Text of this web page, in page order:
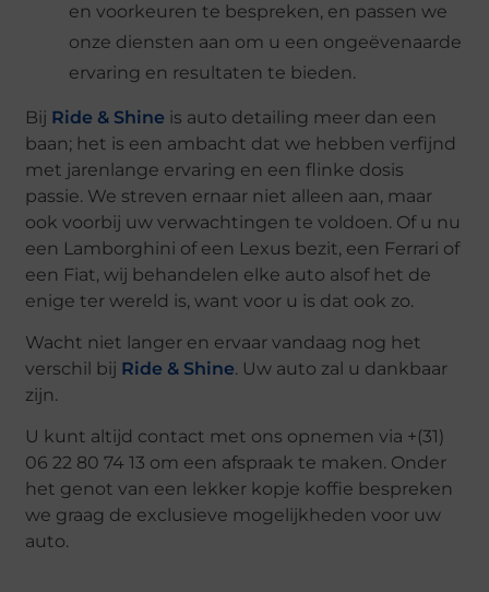
en voorkeuren te bespreken, en passen we
onze diensten aan om u een ongeëvenaarde
ervaring en resultaten te bieden.
Bij Ride & Shine is auto detailing meer dan een
baan; het is een ambacht dat we hebben verfijnd
met jarenlange ervaring en een flinke dosis
passie. We streven ernaar niet alleen aan, maar
ook voorbij uw verwachtingen te voldoen. Of u nu
een Lamborghini of een Lexus bezit, een Ferrari of
een Fiat, wij behandelen elke auto alsof het de
enige ter wereld is, want voor u is dat ook zo.
Wacht niet langer en ervaar vandaag nog het
verschil bij Ride & Shine. Uw auto zal u dankbaar
zijn.
U kunt altijd contact met ons opnemen via +(31)
06 22 80 74 13 om een afspraak te maken. Onder
het genot van een lekker kopje koffie bespreken
we graag de exclusieve mogelijkheden voor uw
auto.